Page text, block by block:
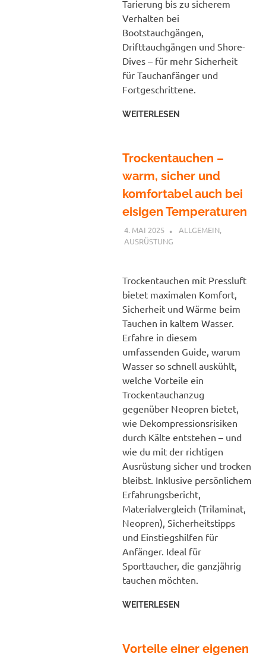
Tarierung bis zu sicherem
Verhalten bei
Bootstauchgängen,
Drifttauchgängen und Shore-
Dives – für mehr Sicherheit
für Tauchanfänger und
Fortgeschrittene.
WEITERLESEN
Trockentauchen –
warm, sicher und
komfortabel auch bei
eisigen Temperaturen
4. MAI 2025 PETER
ALLGEMEIN,
AUSRÜSTUNG
Trockentauchen mit Pressluft
bietet maximalen Komfort,
Sicherheit und Wärme beim
Tauchen in kaltem Wasser.
Erfahre in diesem
umfassenden Guide, warum
Wasser so schnell auskühlt,
welche Vorteile ein
Trockentauchanzug
gegenüber Neopren bietet,
wie Dekompressionsrisiken
durch Kälte entstehen – und
wie du mit der richtigen
Ausrüstung sicher und trocken
bleibst. Inklusive persönlichem
Erfahrungsbericht,
Materialvergleich (Trilaminat,
Neopren), Sicherheitstipps
und Einstiegshilfen für
Anfänger. Ideal für
Sporttaucher, die ganzjährig
tauchen möchten.
WEITERLESEN
Vorteile einer eigenen